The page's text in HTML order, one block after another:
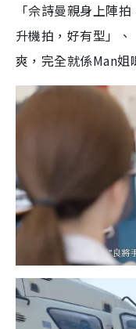
「佘詩曼親身上陣
升機拍，好有型」
爽，完全就係Man姐